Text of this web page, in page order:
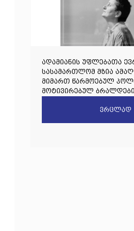
ადამიანის უფლებათა
სასამართლომ მზია
მიმართ წარმოებულ
მოტივირებულ
დაარეგისტრირავრცლად